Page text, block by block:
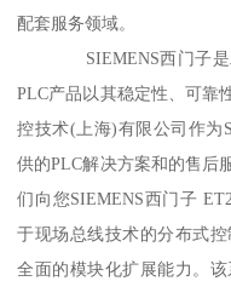
配套服务领域。
SIEMENS西门子是工
PLC产品以其稳定性、可靠
控技术(上海)有限公司作为
供的PLC解决方案和的售后
们向您SIEMENS西门子
于现场总线技术的分布式
全面的模块化扩展能力。